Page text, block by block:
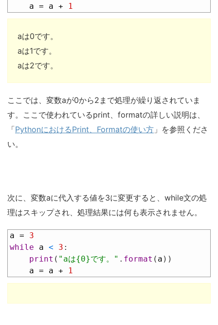
a = a + 1
aは0です。
aは1です。
aは2です。
ここでは、変数aが0から2まで処理が繰り返されていま
す。ここで使われているprint、formatの詳しい説明は、
「PythonにおけるPrint、Formatの使い方 」を参照くださ
い。
次に、変数aに代入する値を3に変更すると、while文の処
理はスキップされ、処理結果には何も表示されません。
a =
3
while
a < 3 :
print ( "aは{0}です。" . format ( a ) )
a = a + 1